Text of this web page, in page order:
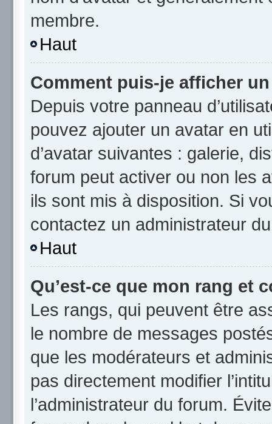
membre.
Haut
Comment puis-je afficher
Depuis votre panneau
pouvez ajouter un avatar en
d’avatar suivantes : galerie,
forum peut activer ou non les
ils sont mis à disposition. Si
contactez un administrateur
Haut
Qu’est-ce que mon rang et
Les rangs, qui peuvent être
le nombre de messages
que les modérateurs et
pas directement modifier
l’administrateur du forum.